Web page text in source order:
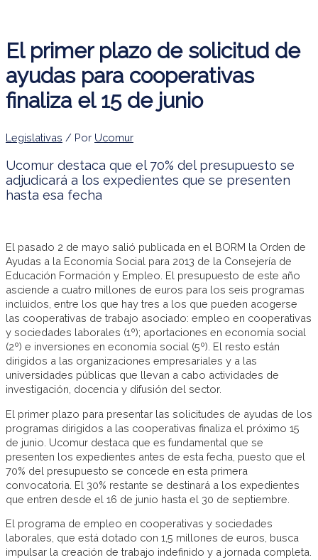
El primer plazo de solicitud de
ayudas para cooperativas
finaliza el 15 de junio
Legislativas / Por Ucomur
Ucomur destaca que el 70% del presupuesto se
adjudicará a los expedientes que se presenten
hasta esa fecha
El pasado 2 de mayo salió publicada en el BORM la Orden de
Ayudas a la Economía Social para 2013 de la Consejería de
Educación Formación y Empleo. El presupuesto de este año
asciende a cuatro millones de euros para los seis programas
incluidos, entre los que hay tres a los que pueden acogerse
las cooperativas de trabajo asociado: empleo en cooperativas
y sociedades laborales (1º); aportaciones en economía social
(2º) e inversiones en economía social (5º). El resto están
dirigidos a las organizaciones empresariales y a las
universidades públicas que llevan a cabo actividades de
investigación, docencia y difusión del sector.
El primer plazo para presentar las solicitudes de ayudas de los
programas dirigidos a las cooperativas finaliza el próximo 15
de junio. Ucomur destaca que es fundamental que se
presenten los expedientes antes de esta fecha, puesto que el
70% del presupuesto se concede en esta primera
convocatoria. El 30% restante se destinará a los expedientes
que entren desde el 16 de junio hasta el 30 de septiembre.
El programa de empleo en cooperativas y sociedades
laborales, que está dotado con 1,5 millones de euros, busca
impulsar la creación de trabajo indefinido y a jornada completa.